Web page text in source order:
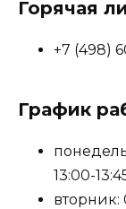
Горячая
+7 (498)
График
13:00-
вторник: